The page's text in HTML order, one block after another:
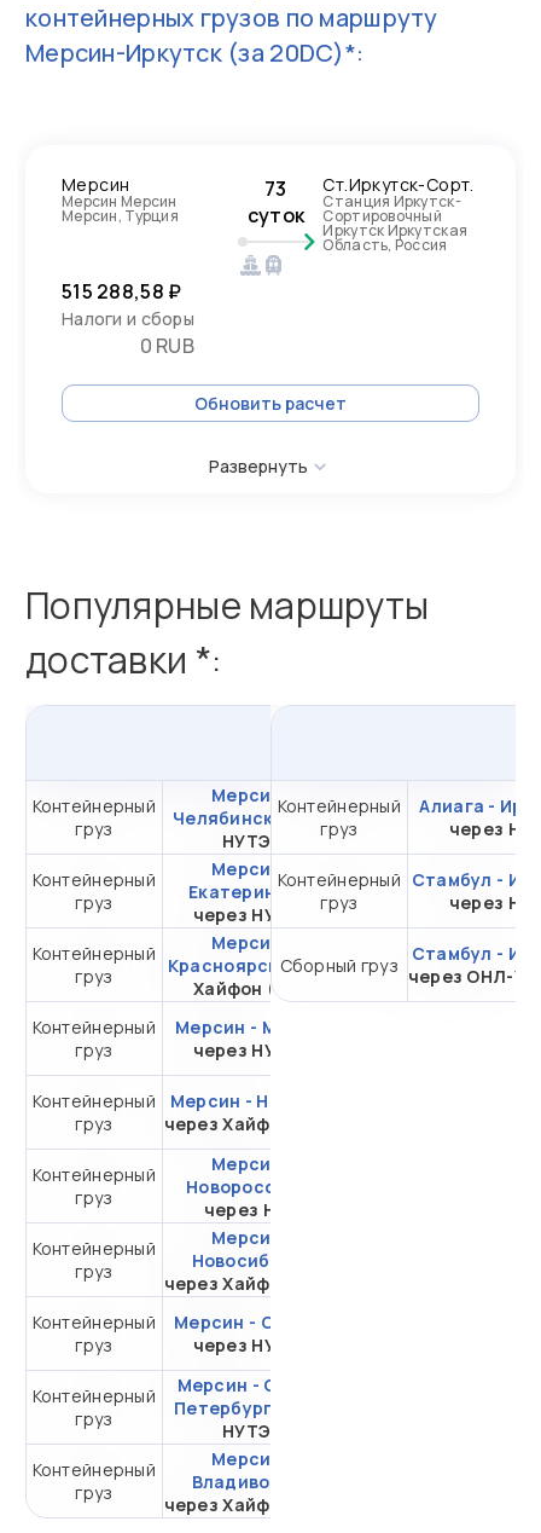
контейнерных грузов по маршруту
Мерсин-Иркутск(за 20DC)*:
Мерсин
Мерсин Мерсин
Мерсин, Турция
73
суток
Ст.Иркутск-Сорт.
Станция Иркутск-
Сортировочный
Иркутск Иркутская
Область, Россия
515 288,58 ₽
Налоги и сборы
0 RUB
Обновить расчет
Развернуть
Популярные маршруты
доставки *:
Контейнерный
груз
Мерсин -
Челябинск через
НУТЭП
от 409 903,55 ₽ за
20DC
Контейнерный
груз
Мерсин -
Екатеринбург
через НУТЭП
от 410 641,81 ₽ за
20DC
Контейнерный
груз
Мерсин -
Красноярск через
Хайфон (Тр.)
от 515 288,58 ₽ за
20DC
Контейнерный
груз
Мерсин - Москва
через НУТЭП
Контейнерный
груз
Мерсин - Находка
через Хайфон (Тр.)
Контейнерный
груз
Мерсин -
Новороссийск
через НЛЭ
Контейнерный
груз
Мерсин -
Новосибирск
через Хайфон (Тр.)
Контейнерный
груз
Мерсин - Самара
через НУТЭП
Контейнерный
груз
Мерсин - Санкт-
Петербург
НУТЭП
Контейнерный
груз
Мерсин -
Владивосток
через Хайфон (Тр.)
Контейнерный
груз
Алиага -
через
Контейнерный
груз
Стамбул -
через
Сборный груз
Стамбул -
через ОНЛ-